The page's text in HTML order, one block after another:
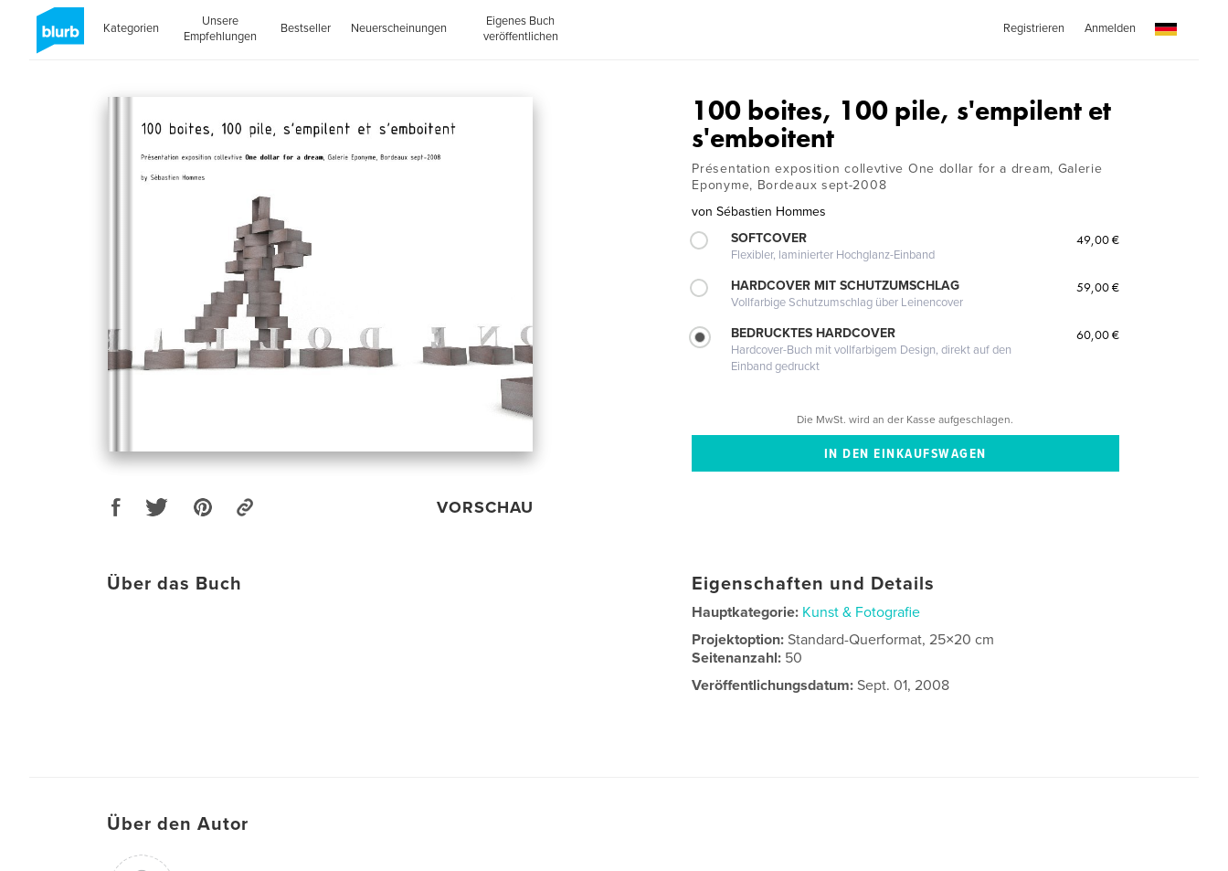
Kategorien
Unsere
Empfehlungen
Bestseller Neuerscheinungen
Eigenes Buch
veröffentlichen
Registrieren Anmelden
VORSCHAU
100 boites, 100 pile, s'empilent et
s'emboitent
Présentation exposition collevtive One dollar for a dream, Galerie
Eponyme, Bordeaux sept-2008
von Sébastien Hommes
SOFTCOVER
Flexibler, laminierter Hochglanz-Einband
49,00 €
HARDCOVER MIT SCHUTZUMSCHLAG
Vollfarbige Schutzumschlag über Leinencover
59,00 €
BEDRUCKTES HARDCOVER
Hardcover-Buch mit vollfarbigem Design, direkt auf den
Einband gedruckt
60,00 €
Die MwSt. wird an der Kasse aufgeschlagen.
Über das Buch Eigenschaften und Details
Hauptkategorie: Kunst & Fotografie
Projektoption:Standard-Querformat, 25×20 cm
Seitenanzahl: 50
Veröffentlichungsdatum: Sept. 01, 2008
Über den Autor